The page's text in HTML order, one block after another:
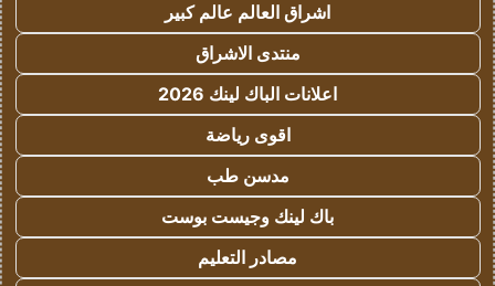
اشراق العالم عالم كبير
منتدى الاشراق
اعلانات الباك لينك 2026
اقوى رياضة
مدسن طب
باك لينك وجيست بوست
مصادر التعليم